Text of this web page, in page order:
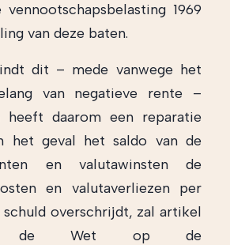
1969
van deze baten.
dit – mede vanwege het
van negatieve rente –
heeft daarom een reparatie
het geval het saldo van de
en valutawinsten de
en valutaverliezen per
overschrijdt, zal artikel
de Wet op de